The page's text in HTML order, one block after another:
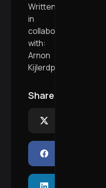
Written
in
collaboration
with:
Arnon
Kijlerdphon
Share: